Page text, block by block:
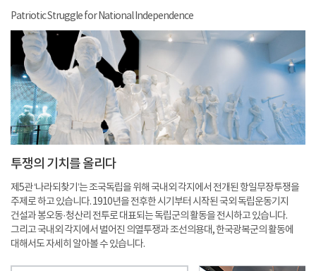
Patriotic Struggle for National Independence
투쟁의 기치를 올리다
제5관 ‘나라되찾기’는 조국독립을 위해 국내외 각지에서 전개된 항일무장투쟁을
주제로 하고 있습니다. 1910년을 전후한 시기부터 시작된 국외 독립운동기지
건설과 봉오동·청산리 전투로 대표되는 독립군의 활동을 전시하고 있습니다.
그리고 국내외 각지에서 벌어진 의열투쟁과 조선의용대, 한국광복군의 활동에
대해서도 자세히 알아볼 수 있습니다.